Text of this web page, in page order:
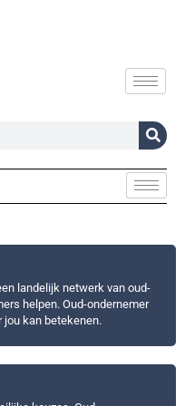
landelijk netwerk van oud-
helpen. Oud-ondernemer
jou kan betekenen.